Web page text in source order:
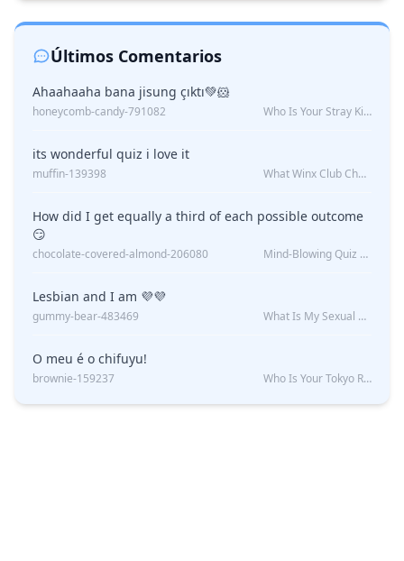
Últimos Comentarios
Ahaahaaha bana jisung çıktı💚🐹
honeycomb-candy-791082 Who Is Your Stray Kids Boyfriend?
its wonderful quiz i love it
muffin-139398 What Winx Club Character Are You?
How did I get equally a third of each possible outcome
😏
chocolate-covered-almond-206080 Mind-Blowing Quiz Reveals: Will I Be Alone Forever?
Lesbian and I am 💜💜
gummy-bear-483469 What Is My Sexual Orientation: Uncovered
O meu é o chifuyu!
brownie-159237 Who Is Your Tokyo Revengers Boyfriend?